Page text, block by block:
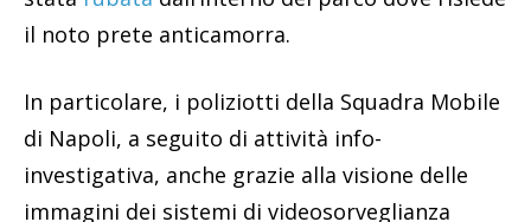
il noto prete anticamorra.
In particolare, i poliziotti della Squadra Mobile
di Napoli, a seguito di attività info-
investigativa, anche grazie alla visione delle
immagini dei sistemi di videosorveglianza